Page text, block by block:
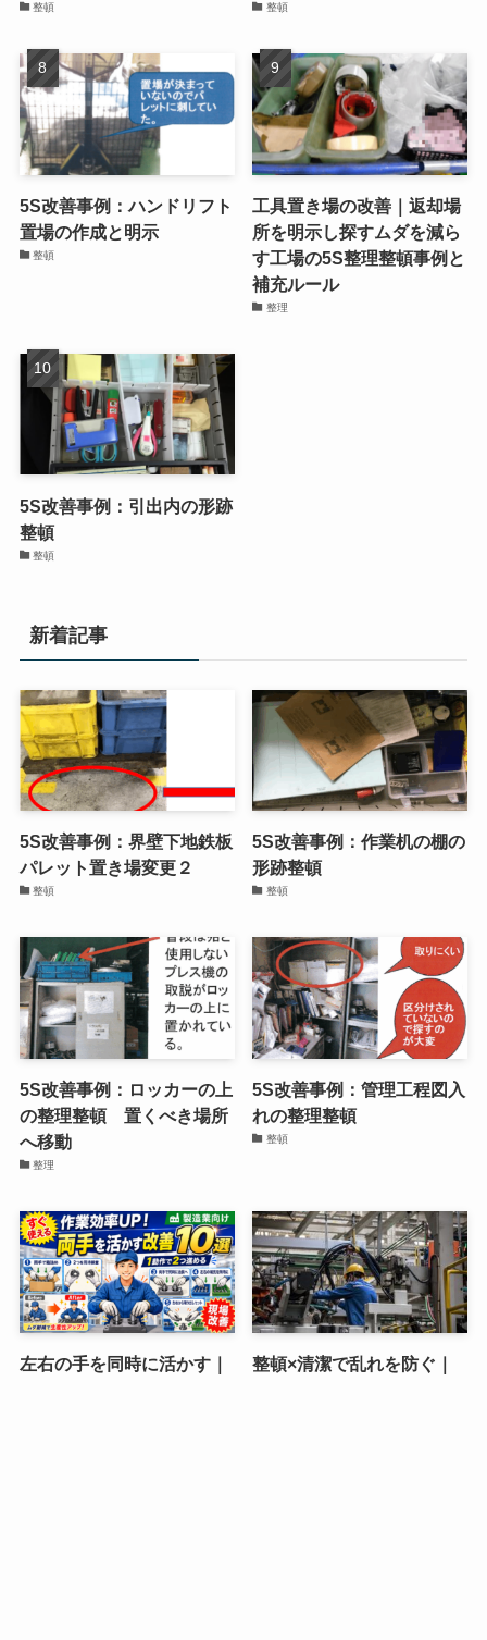
整頓 整頓
5S改善事例：ハンドリフト
置場の作成と明示
整頓
工具置き場の改善｜返却場
所を明示し探すムダを減ら
す工場の5S整理整頓事例と
補充ルール
整理
5S改善事例：引出内の形跡
整頓
整頓
新着記事
5S改善事例：界壁下地鉄板
パレット置き場変更２
整頓
5S改善事例：作業机の棚の
形跡整頓
整頓
5S改善事例：ロッカーの上
の整理整頓 置くべき場所
へ移動
整理
5S改善事例：管理工程図入
れの整理整頓
整頓
左右の手を同時に活かす｜
整頓×清潔で乱れを防ぐ｜